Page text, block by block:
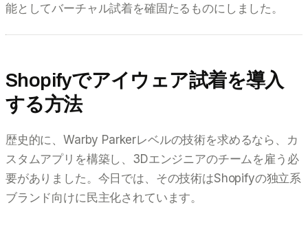
能としてバーチャル試着を確固たるものにしました。
Shopifyでアイウェア試着を導入
する方法
歴史的に、Warby Parkerレベルの技術を求めるなら、カ
スタムアプリを構築し、3Dエンジニアのチームを雇う必
要がありました。今日では、その技術はShopifyの独立系
ブランド向けに民主化されています。